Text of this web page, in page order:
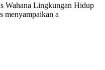
Wahana Lingkungan Hidup
menyampaikan a